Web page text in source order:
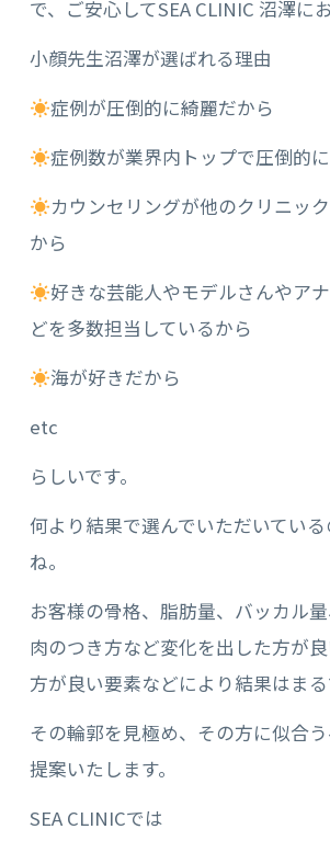
で、ご安心してSEA CLINIC 沼澤に
小顔先生沼澤が選ばれる理由
症例が圧倒的に綺麗だから
症例数が業界内トップで圧倒的
カウンセリングが他のクリニッ
から
好きな芸能人やモデルさんやア
どを多数担当しているから
海が好きだから
etc
らしいです。
何より結果で選んでいただいてい
ね。
お客様の骨格、脂肪量、バッカル
肉のつき方など変化を出した方が
方が良い要素などにより結果はまる
その輪郭を見極め、その方に似合
提案いたします。
SEA CLINICでは